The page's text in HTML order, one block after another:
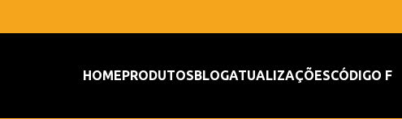
HOMEPRODUTOSBLOGATUALIZAÇÕESCÓDIGO F